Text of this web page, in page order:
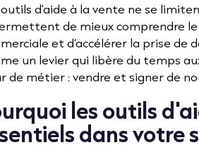
d'aide à la vente ne se
de mieux comprendre
et d’accélérer la prise de
un levier qui libère du temps
de métier : vendre et signer de
les outils
dans votre